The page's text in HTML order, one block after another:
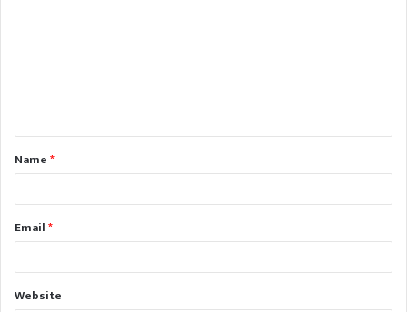
t
*Name*
Email*
Website